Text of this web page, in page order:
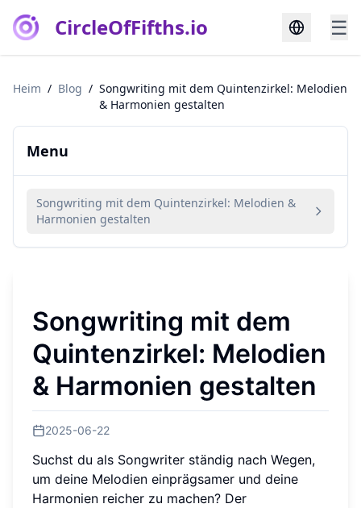
CircleOfFifths.io ☰
Heim / Blog / Songwriting mit dem Quintenzirkel: Melodien
& Harmonien gestalten
Menu
Songwriting mit dem Quintenzirkel: Melodien &
Harmonien gestalten
Songwriting mit dem
Quintenzirkel: Melodien
& Harmonien gestalten
2025-06-22
Suchst du als Songwriter ständig nach Wegen,
um deine Melodien einprägsamer und deine
Harmonien reicher zu machen? Der